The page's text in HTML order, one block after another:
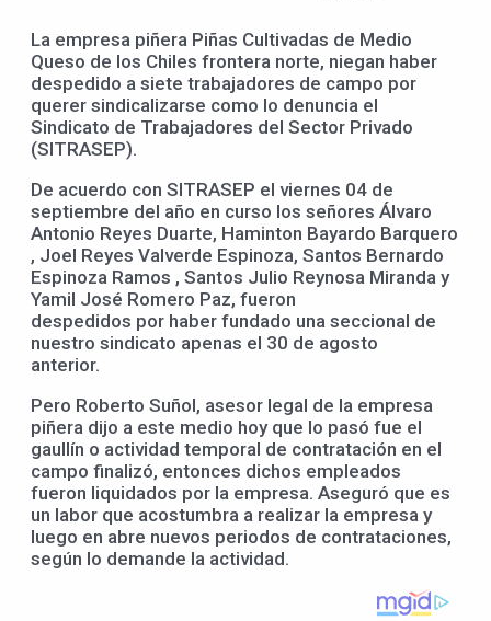
La empresa piñera Piñas Cultivadas de Medio
Queso de los Chiles frontera norte, niegan haber
despedido a siete trabajadores de campo por
querer sindicalizarse como lo denuncia el
Sindicato de Trabajadores del Sector Privado
(SITRASEP).
De acuerdo con SITRASEP el viernes 04 de
septiembre del año en curso los señores Álvaro
Antonio Reyes Duarte, Haminton Bayardo Barquero
, Joel Reyes Valverde Espinoza, Santos Bernardo
Espinoza Ramos , Santos Julio Reynosa Miranda y
Yamil José Romero Paz, fueron
despedidos por haber fundado una seccional de
nuestro sindicato apenas el 30 de agosto
anterior.
Pero Roberto Suñol, asesor legal de la empresa
piñera dijo a este medio hoy que lo pasó fue el
gaullín o actividad temporal de contratación en el
campo finalizó, entonces dichos empleados
fueron liquidados por la empresa. Aseguró que es
un labor que acostumbra a realizar la empresa y
luego en abre nuevos periodos de contrataciones,
según lo demande la actividad.